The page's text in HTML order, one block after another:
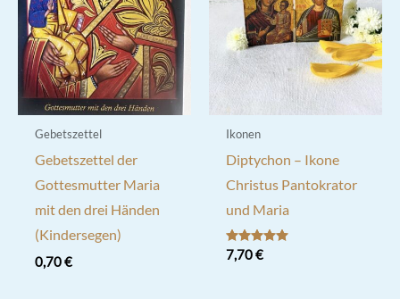
Gebetszettel
Gebetszettel der
Gottesmutter Maria
mit den drei Händen
(Kindersegen)
0,70€
Ikonen
Diptychon – Ikone
Christus Pantokrator
und Maria
Bewertet mit
5.00
7,70€